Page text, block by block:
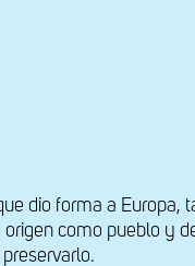
dio forma a Europa,
como pueblo y